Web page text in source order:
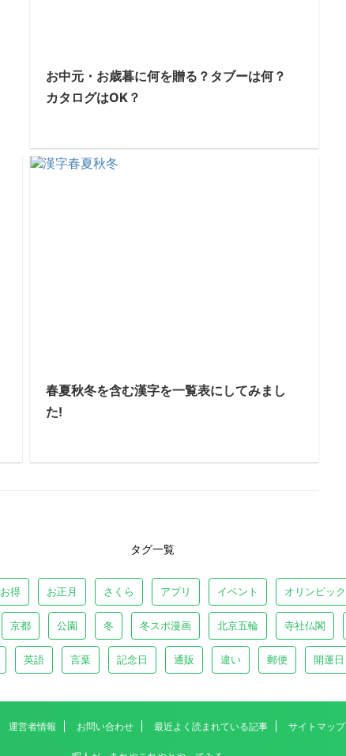
お中元・お歳暮に何を贈る？タブーは何？
カタログはOK？
春夏秋冬を含む漢字を一覧表にしてみまし
た!
タグ一覧
お得 お正月 さくら アプリ イベント オリンピック
京都 公園 冬 冬スポ漫画 北京五輪 寺社仏閣
英語 言葉 記念日 通販 違い 郵便 開運日
運営者情報 お問い合わせ 最近よく読まれている記事 サイトマップ